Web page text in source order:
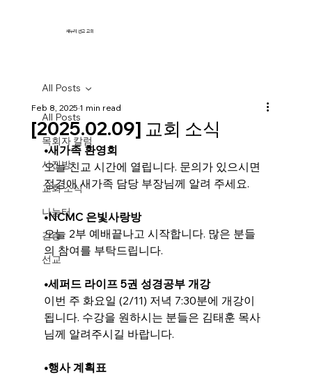
새누리 선교 교회
All Posts
목회자 칼럼
사진방
교회 소식
나눔터
간증
선교
All Posts
[2025.02.09] 교회 소식
Feb 8, 20251 min read
•새가족 환영회
오늘 친교 시간에 열립니다. 문의가 있으시면
정경애 새가족 담당 부장님께 알려 주세요.
•NCMC 은빛사랑방
오늘 2부 예배끝나고 시작합니다. 많은 분들
의 참여를 부탁드립니다.
•세퍼드 라이프 5권 성경공부 개강
이번 주 화요일 (2/11) 저녁 7:30분에 개강이
됩니다. 수강을 원하시는 분들은 김태훈 목사
님께 알려주시길 바랍니다.
•행사 계획표